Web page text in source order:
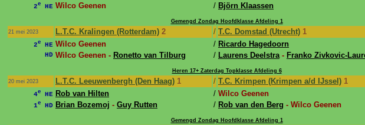
2e HE Wilco Geenen / Björn Klaassen
Gemengd Zondag Hoofdklasse Afdeling 1
21 mei 2023
L.T.C. Kralingen (Rotterdam) 2 / T.C. Domstad (Utrecht) 1
2e HE Wilco Geenen / Ricardo Hagedoorn
HD Wilco Geenen - Ronetto van Tilburg / Laurens Deelstra- Franko Zivkovic-
Heren 17+ Zaterdag Topklasse Afdeling 6
20 mei 2023
L.T.C. Leeuwenbergh (Den Haag) 1 / T.C. Krimpen (Krimpen a/d IJssel) 1
4e HE Rob van Hilten / Wilco Geenen
1e HD Brian Bozemoj - Guy Rutten / Rob van den Berg - Wilco Geenen
Gemengd Zondag Hoofdklasse Afdeling 1